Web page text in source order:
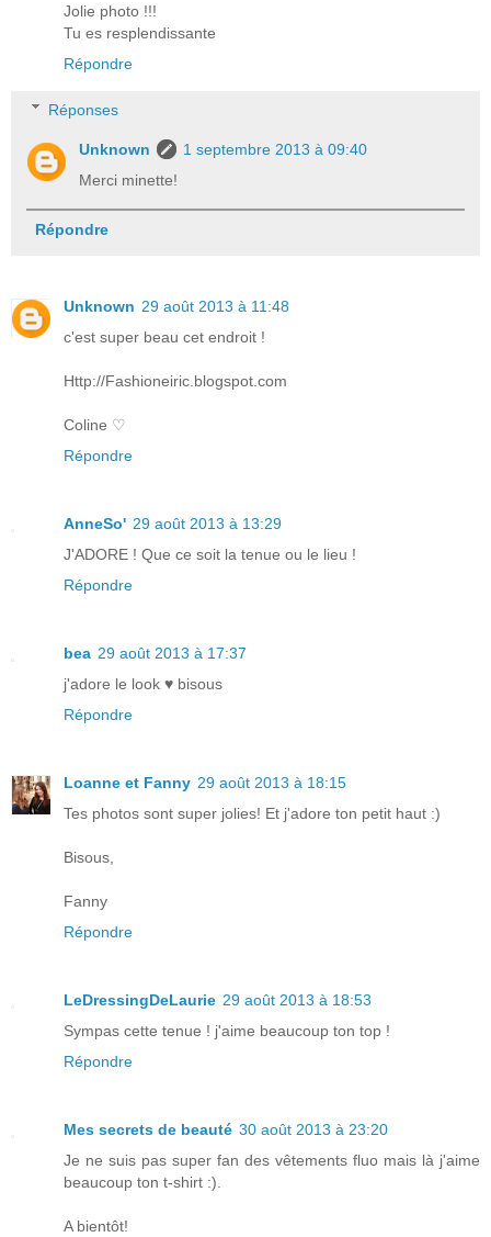
Jolie photo !!!
Tu es resplendissante
Répondre
Réponses
Unknown
1 septembre 2013 à 09:40
Merci minette!
Répondre
Unknown 29 août 2013 à 11:48
c'est super beau cet endroit !
Http://Fashioneiric.blogspot.com
Coline ♡
Répondre
AnneSo' 29 août 2013 à 13:29
J'ADORE ! Que ce soit la tenue ou le lieu !
Répondre
bea 29 août 2013 à 17:37
j'adore le look ♥ bisous
Répondre
Loanne et Fanny 29 août 2013 à 18:15
Tes photos sont super jolies! Et j'adore ton petit haut :)
Bisous,
Fanny
Répondre
LeDressingDeLaurie 29 août 2013 à 18:53
Sympas cette tenue ! j'aime beaucoup ton top !
Répondre
Mes secrets de beauté 30 août 2013 à 23:20
Je ne suis pas super fan des vêtements fluo mais là j'aime
beaucoup ton t-shirt :).
A bientôt!